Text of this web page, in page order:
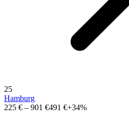
25
Hamburg
225 € – 901 €491 €+34%